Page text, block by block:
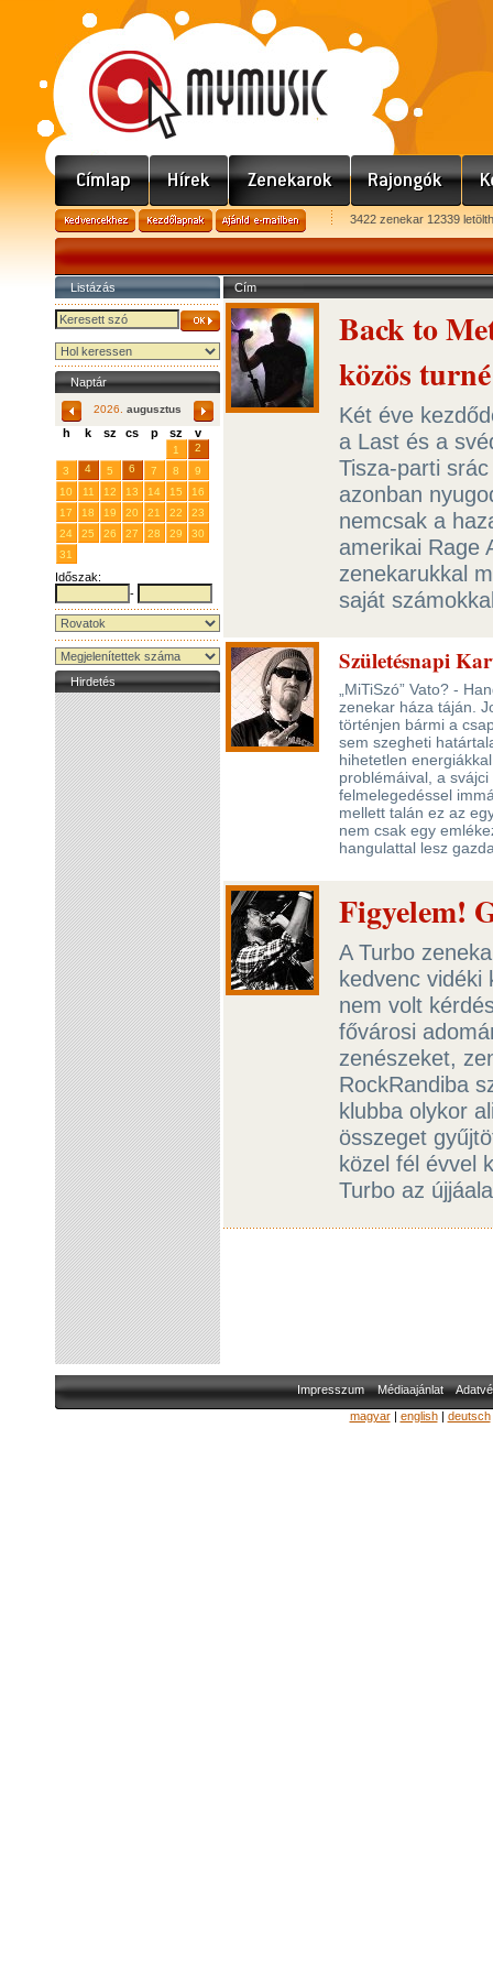
3422 zenekar 12339
Listázás
Naptár
2026. augusztus
h k sz cs p sz v
1
2
3
4 5 6 7 8
9
10
11 12 13 14 15
16
17
18 19 20 21 22
23
24
25 26 27 28 29
30
31
Időszak:
-
Hirdetés
Cím
Back to
közös turné
Két éve
a Last és a
Tisza-parti
azonban
nemcsak a
amerikai Rage
zenekarukkal
saját
Születésnapi
„MiTiSzó” Vato? -
zenekar háza táján.
történjen bármi a
sem szegheti
hihetetlen
problémáival, a
felmelegedéssel
mellett talán ez az
nem csak egy
hangulattal lesz
Figyelem!
A Turbo
kedvenc vidéki
nem volt
fővárosi
zenészeket,
RockRandiba
klubba olykor
összeget
közel fél évvel
Turbo az
Impresszum Médiaajánlat
magyar| english| deutsch